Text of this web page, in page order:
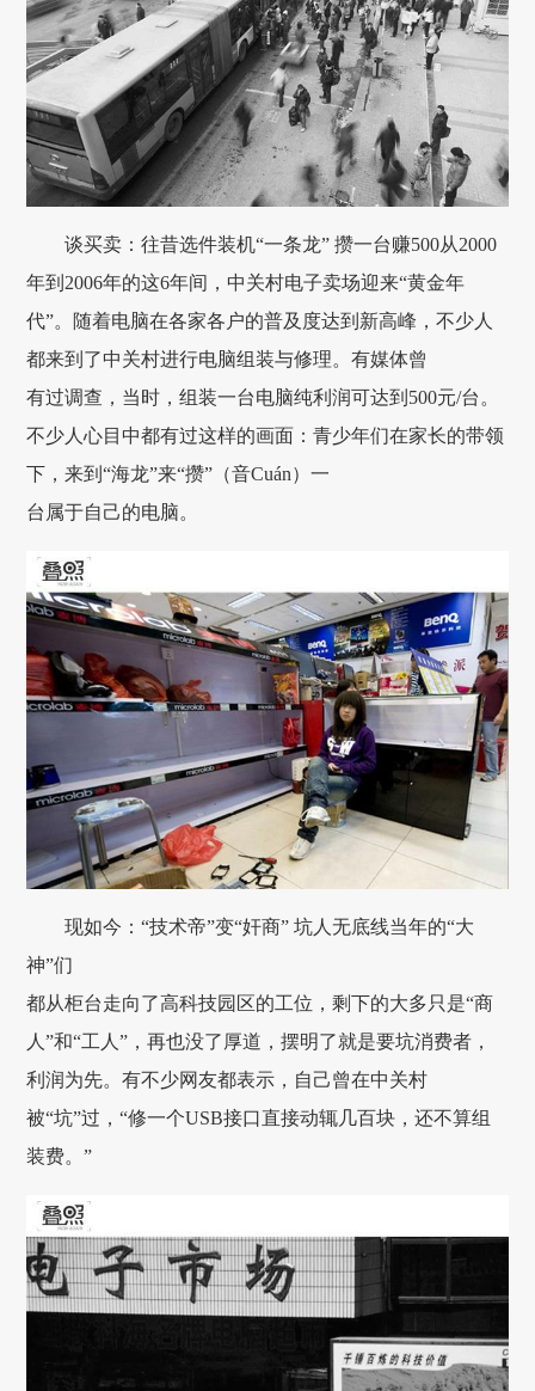
谈买卖：往昔选件装机“一条龙” 攒一台赚500从2000
年到2006年的这6年间，中关村电子卖场迎来“黄金年
代”。随着电脑在各家各户的普及度达到新高峰，不少人
都来到了中关村进行电脑组装与修理。有媒体曾
有过调查，当时，组装一台电脑纯利润可达到500元/台。
不少人心目中都有过这样的画面：青少年们在家长的带领
下，来到“海龙”来“攒”（音Cuán）一
台属于自己的电脑。
现如今：“技术帝”变“奸商” 坑人无底线当年的“大
神”们
都从柜台走向了高科技园区的工位，剩下的大多只是“商
人”和“工人”，再也没了厚道，摆明了就是要坑消费者，
利润为先。有不少网友都表示，自己曾在中关村
被“坑”过，“修一个USB接口直接动辄几百块，还不算组
装费。”